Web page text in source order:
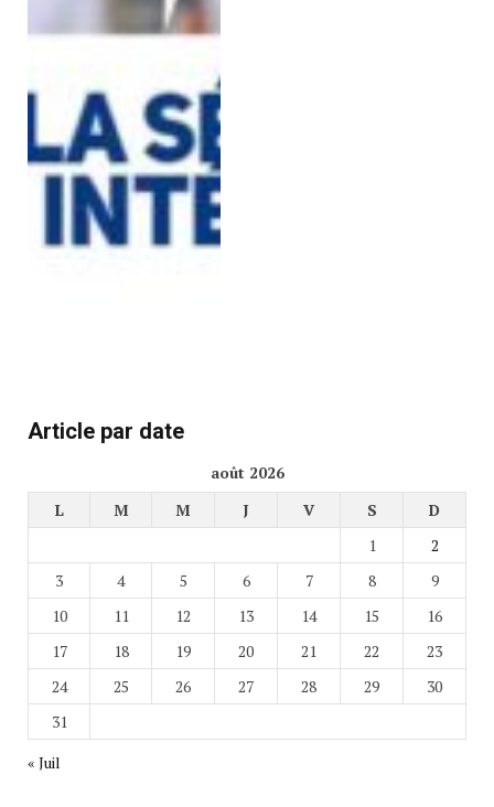
Article par date
août 2026
L
M M J V S
D
1
2
3
4 5 6 7 8
9
10
11 12 13 14 15
16
17
18 19 20 21 22
23
24
25 26 27 28 29
30
31
« Juil